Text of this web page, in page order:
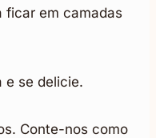
ficar em camadas
e se delicie.
Conte-nos como